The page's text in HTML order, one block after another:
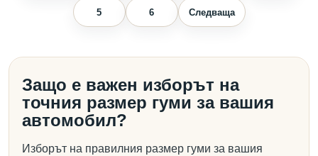
5 6 Следваща
Защо е важен изборът на
точния размер гуми за вашия
автомобил?
Изборът на правилния размер гуми за вашия